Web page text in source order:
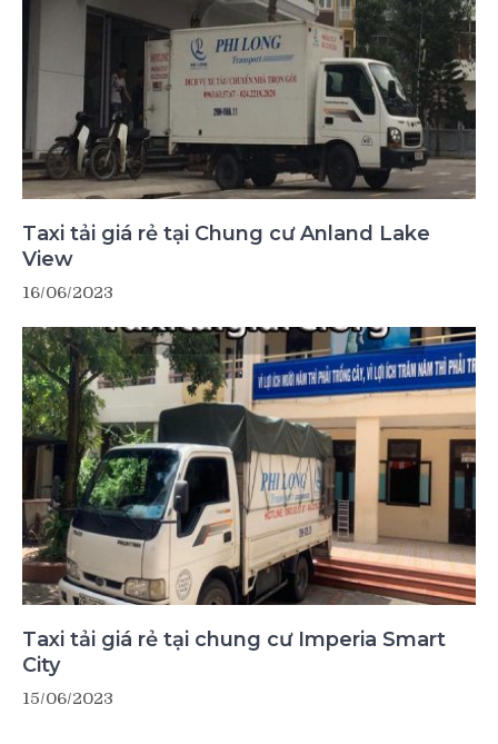
Taxi tải giá rẻ tại Chung cư Anland Lake
View
16/06/2023
Taxi tải giá rẻ tại chung cư Imperia Smart
City
15/06/2023